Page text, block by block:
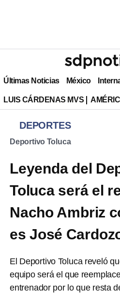
Últimas Noticias México
LUIS CÁRDENAS MVS
DEPORTES
Deportivo Toluca
Leyenda del
Toluca será el
Nacho Ambriz
es José
El Deportivo Toluca reveló
equipo será el que
entrenador por lo que resta